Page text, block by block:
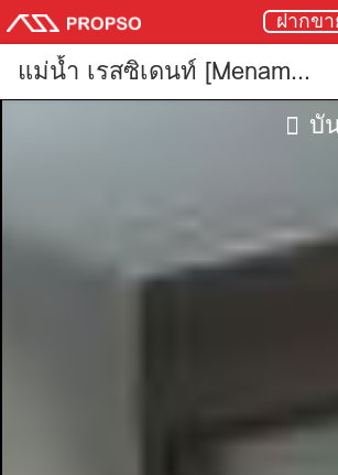
แม่น้ำ เรสซิเดนท์ [Menam
Residences]
ฝากข
บั